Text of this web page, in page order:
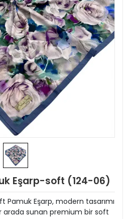
Eşarp-soft (124-06)
Pamuk Eşarp, modern tasarımı
arada sunan premium bir soft